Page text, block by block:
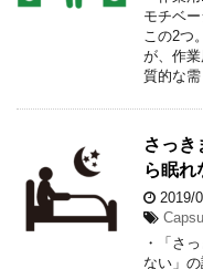
モチベ
この2つ
が、作
質的な需
さっき
ら眠れ
2019/
・「さ
ない」